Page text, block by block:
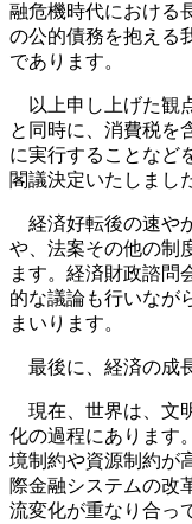
融危機時代における
の公的債務を抱える
であります。
以上申し上げた観
と同時に、消費税を
に実行することなど
閣議決定いたしまし
経済好転後の速や
や、法案その他の制
ます。経済財政諮問
的な議論も行いなが
まいります。
最後に、経済の成
現在、世界は、文
化の過程にあります
境制約や資源制約が
際金融システムの改
流変化が重なり合っ